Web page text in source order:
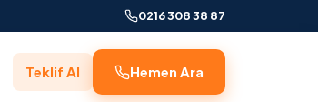
0216 308 38 87
Teklif Al Hemen Ara